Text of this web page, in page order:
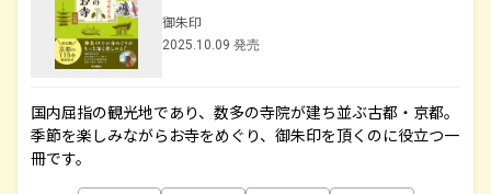
御朱印
2025.10.09 発売
国内屈指の観光地であり、数多の寺院が建ち並ぶ古都・京都。
季節を楽しみながらお寺をめぐり、御朱印を頂くのに役立つ一
冊です。